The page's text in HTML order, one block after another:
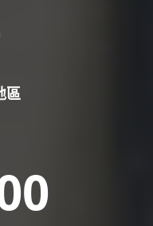
區